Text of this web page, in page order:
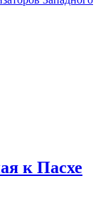
к Пасхе